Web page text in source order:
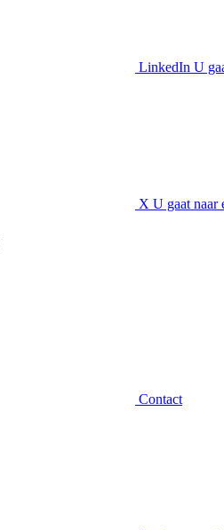
LinkedIn U
X U gaat naar
Contact